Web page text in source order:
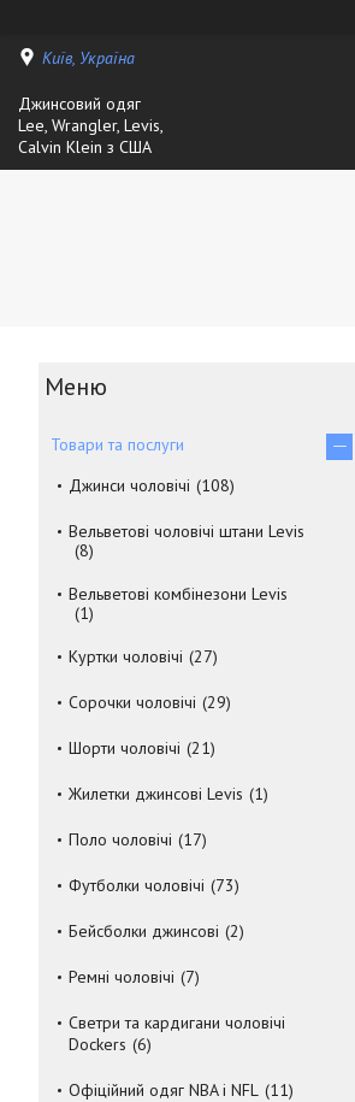
Київ, Україна
Джинсовий одяг
Lee, Wrangler, Levis,
Calvin Klein з США
Товари та послуги
Джинси чоловічі
108
Вельветові чоловічі штани Levis
8
Вельветові комбінезони Levis
1
Куртки чоловічі 27
Сорочки чоловічі 29
Шорти чоловічі 21
Жилетки джинсові Levis 1
Поло чоловічі 17
Футболки чоловічі 73
Бейсболки джинсові 2
Ремні чоловічі 7
Светри та кардигани чоловічі
Dockers 6
Офіційний одяг NBA і NFL 11